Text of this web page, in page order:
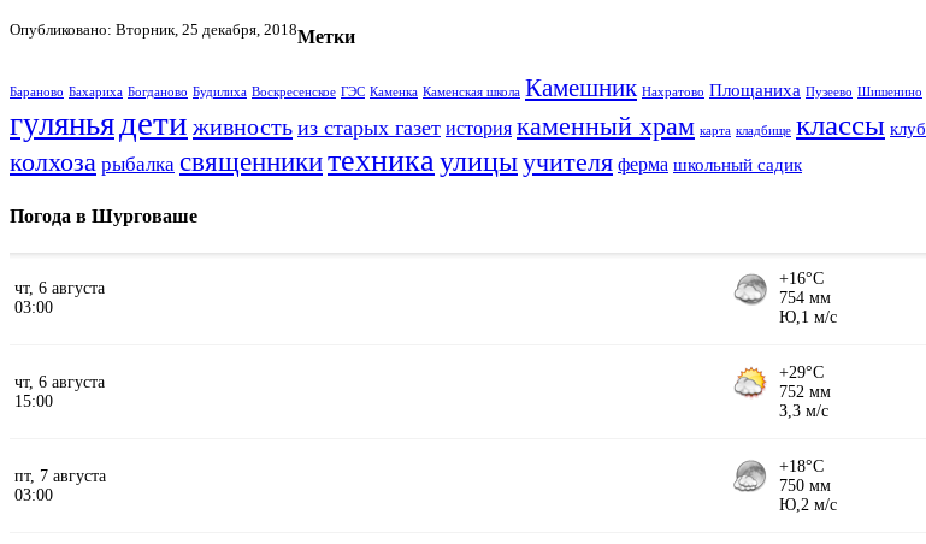
Опубликовано: Вторник, 25 декабря, 2018Метки
Бараново Бахариха Богданово Будилиха Воскресенское ГЭС Каменка Каменская школа Камешник Нахратово Площаниха Пузеево Шишенино
гулянья дети живность из старых газет история каменный храм карта кладбище классы клуб
колхоза рыбалка священникитехникаулицыучителя ферма школьный садик
Погода в Шурговаше